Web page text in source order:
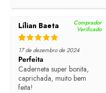
Lílian Baeta
Comprador
Verificado
Rated out of 5
17 de dezembro de 2024
Perfeita
Caderneta super bonita,
caprichada, muito bem
feita!